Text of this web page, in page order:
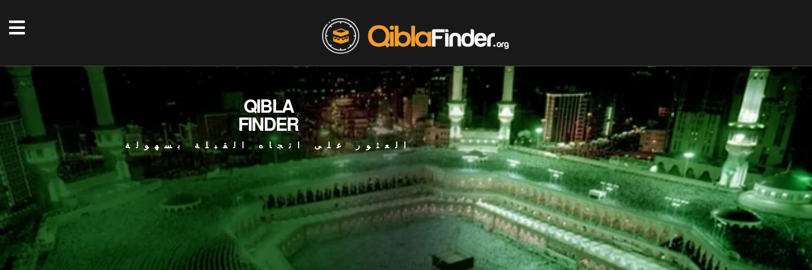
QIBLA
FINDER
العثور على اتجاه القبلة بسهولة